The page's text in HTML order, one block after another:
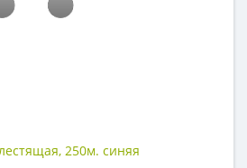
250м. синяя